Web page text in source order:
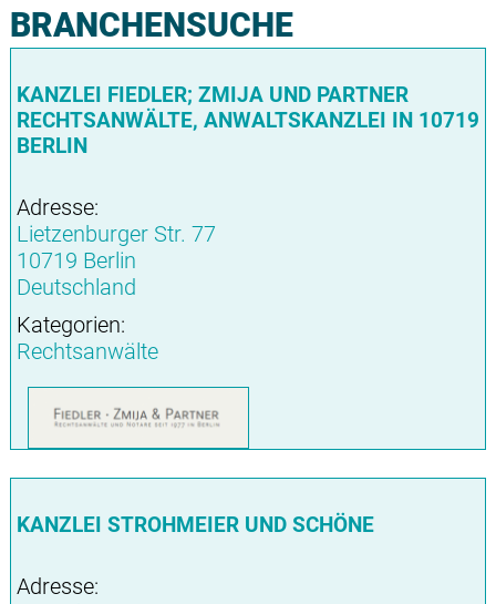
BRANCHENSUCHE
KANZLEI FIEDLER; ZMIJA UND PARTNER
RECHTSANWÄLTE, ANWALTSKANZLEI IN 10719
BERLIN
Adresse:
Lietzenburger Str. 77
10719 Berlin
Deutschland
Kategorien:
Rechtsanwälte
KANZLEI STROHMEIER UND SCHÖNE
Adresse: